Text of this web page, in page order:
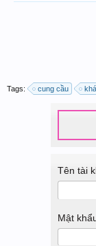
Tags: cung cầu
Tên tài
Mật